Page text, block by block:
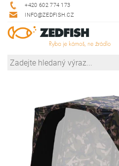
+420 602 774 173
INFO@ZEDFISH.CZ